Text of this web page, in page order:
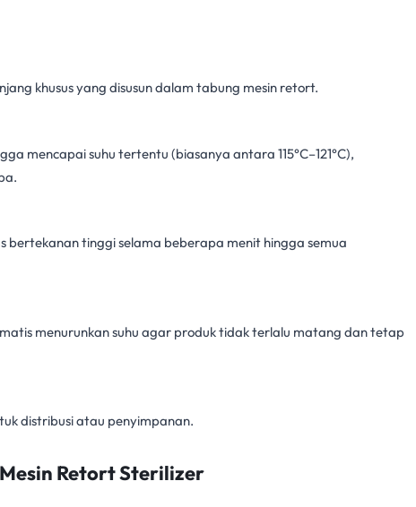
khusus yang disusun dalam tabung mesin retort.
mencapai suhu tertentu (biasanya antara 115°C–121°C),
bertekanan tinggi selama beberapa menit hingga semua
menurunkan suhu agar produk tidak terlalu matang dan tetap
distribusi atau penyimpanan.
Retort Sterilizer